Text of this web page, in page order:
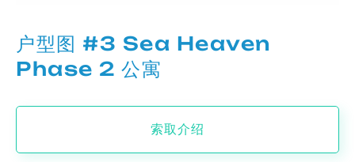
户型图 #3 Sea Heaven
Phase 2 公寓
索取介绍